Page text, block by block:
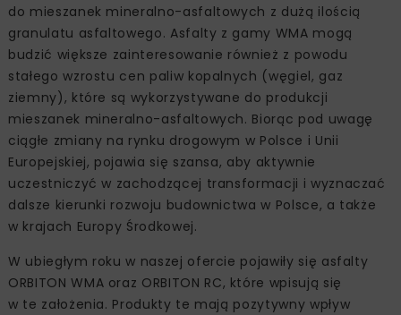
do mieszanek mineralno-asfaltowych z dużą ilością
granulatu asfaltowego. Asfalty z gamy WMA mogą
budzić większe zainteresowanie również z powodu
stałego wzrostu cen paliw kopalnych (węgiel, gaz
ziemny), które są wykorzystywane do produkcji
mieszanek mineralno-asfaltowych. Biorąc pod uwagę
ciągłe zmiany na rynku drogowym w Polsce i Unii
Europejskiej, pojawia się szansa, aby aktywnie
uczestniczyć w zachodzącej transformacji i wyznaczać
dalsze kierunki rozwoju budownictwa w Polsce, a także
w krajach Europy Środkowej.
W ubiegłym roku w naszej ofercie pojawiły się asfalty
ORBITON WMA oraz ORBITON RC, które wpisują się
w te założenia. Produkty te mają pozytywny wpływ